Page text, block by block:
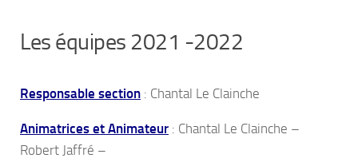
Les équipes 2021 -2022
Responsable section : Chantal Le Clainche
Animatrices et Animateur : Chantal Le Clainche –
Robert Jaffré –